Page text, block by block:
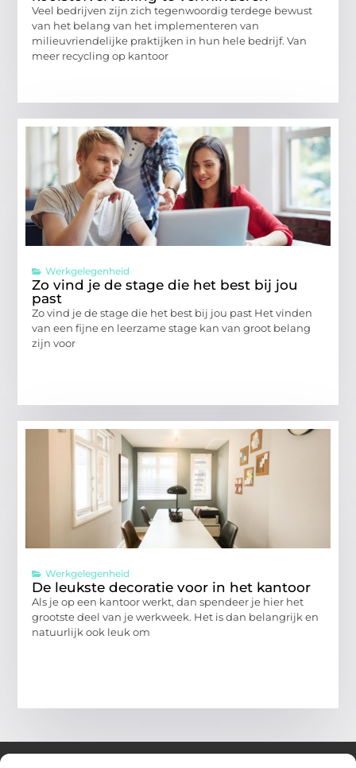
Veel bedrijven zijn zich tegenwoordig terdege bewust
van het belang van het implementeren van
milieuvriendelijke praktijken in hun hele bedrijf. Van
meer recycling op kantoor
Werkgelegenheid
Zo vind je de stage die het best bij jou
past
Zo vind je de stage die het best bij jou past Het vinden
van een fijne en leerzame stage kan van groot belang
zijn voor
Werkgelegenheid
De leukste decoratie voor in het kantoor
Als je op een kantoor werkt, dan spendeer je hier het
grootste deel van je werkweek. Het is dan belangrijk en
natuurlijk ook leuk om